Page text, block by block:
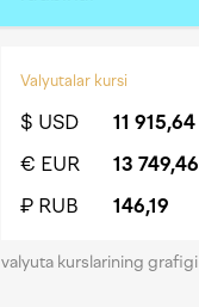
Valyutalar kursi
$ USD 11 915,64
€ EUR
13 749,46
₽ RUB
146,19
valyuta kurslarining grafigi